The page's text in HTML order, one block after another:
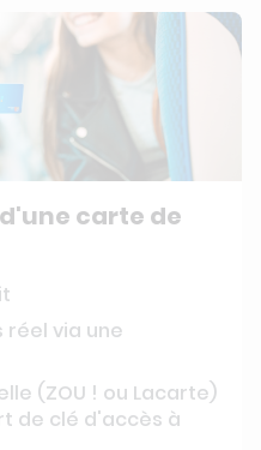
carte de
via une
(ZOU ! ou Lacarte)
de clé d'accès à